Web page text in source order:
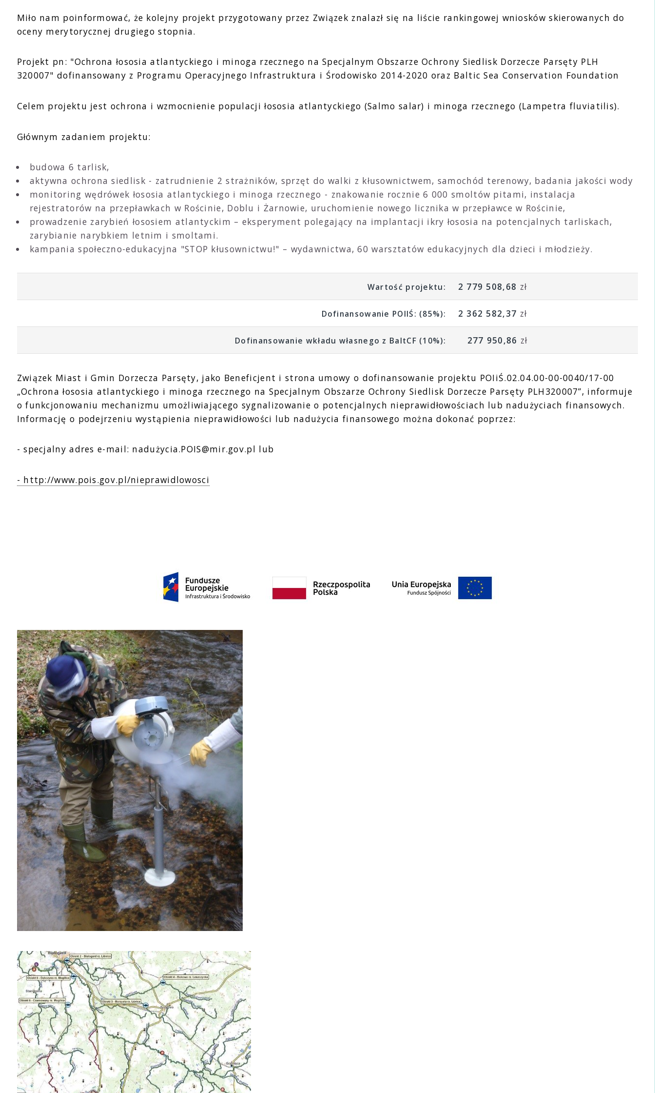
Miło nam poinformować, że kolejny projekt przygotowany przez Związek znalazł się na liście rankingowej wniosków skierowanych do
oceny merytorycznej drugiego stopnia.
Projekt pn: "Ochrona łososia atlantyckiego i minoga rzecznego na Specjalnym Obszarze Ochrony Siedlisk Dorzecze Parsęty PLH
320007" dofinansowany z Programu Operacyjnego Infrastruktura i Środowisko 2014-2020 oraz Baltic Sea Conservation Foundation
Celem projektu jest ochrona i wzmocnienie populacji łososia atlantyckiego (Salmo salar) i minoga rzecznego (Lampetra fluviatilis).
Głównym zadaniem projektu:
budowa 6 tarlisk,
aktywna ochrona siedlisk - zatrudnienie 2 strażników, sprzęt do walki z kłusownictwem, samochód terenowy, badania jakości wody
monitoring wędrówek łososia atlantyckiego i minoga rzecznego - znakowanie rocznie 6 000 smoltów pitami, instalacja
rejestratorów na przepławkach w Rościnie, Doblu i Żarnowie, uruchomienie nowego licznika w przepławce w Rościnie,
prowadzenie zarybień łososiem atlantyckim – eksperyment polegający na implantacji ikry łososia na potencjalnych tarliskach,
zarybianie narybkiem letnim i smoltami.
kampania społeczno-edukacyjna "STOP kłusownictwu!" – wydawnictwa, 60 warsztatów edukacyjnych dla dzieci i młodzieży.
Wartość projektu: 2 779 508,68 zł
Dofinansowanie POIIŚ: (85%): 2 362 582,37 zł
Dofinansowanie wkładu własnego z BaltCF (10%): 277 950,86 zł
Związek Miast i Gmin Dorzecza Parsęty, jako Beneficjent i strona umowy o dofinansowanie projektu POIiŚ.02.04.00-00-0040/17-00
„Ochrona łososia atlantyckiego i minoga rzecznego na Specjalnym Obszarze Ochrony Siedlisk Dorzecze Parsęty PLH320007”, informuje
o funkcjonowaniu mechanizmu umożliwiającego sygnalizowanie o potencjalnych nieprawidłowościach lub nadużyciach finansowych.
Informację o podejrzeniu wystąpienia nieprawidłowości lub nadużycia finansowego można dokonać poprzez:
- specjalny adres e-mail: nadużycia.POIS@mir.gov.pl lub
- http://www.pois.gov.pl/nieprawidlowosci